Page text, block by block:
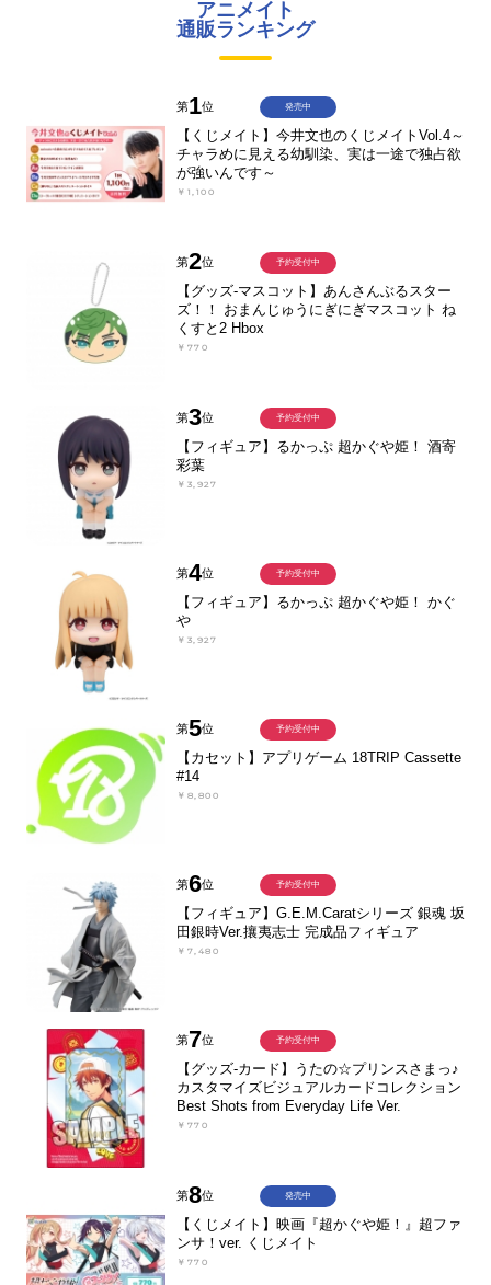
アニメイト
通販ランキング
第1位
【くじメイト】今井文也のくじメイトVol.4～
チャラめに見える幼馴染、実は一途で独占欲
が強いんです～
￥1,100
発売中
第2位
【グッズ-マスコット】あんさんぶるスター
ズ！！ おまんじゅうにぎにぎマスコット ね
くすと2 Hbox
￥770
予約受付中
第3位
【フィギュア】るかっぷ 超かぐや姫！ 酒寄
彩葉
￥3,927
予約受付中
第4位
【フィギュア】るかっぷ 超かぐや姫！ かぐ
や
￥3,927
予約受付中
第5位
【カセット】アプリゲーム 18TRIP Cassette
#14
￥8,800
予約受付中
第6位
【フィギュア】G.E.M.Caratシリーズ 銀魂 坂
田銀時Ver.攘夷志士 完成品フィギュア
￥7,480
予約受付中
第7位
【グッズ-カード】うたの☆プリンスさまっ♪
カスタマイズビジュアルカードコレクション
Best Shots from Everyday Life Ver.
￥770
予約受付中
第8位
【くじメイト】映画『超かぐや姫！』超ファ
ンサ！ver. くじメイト
￥770
発売中